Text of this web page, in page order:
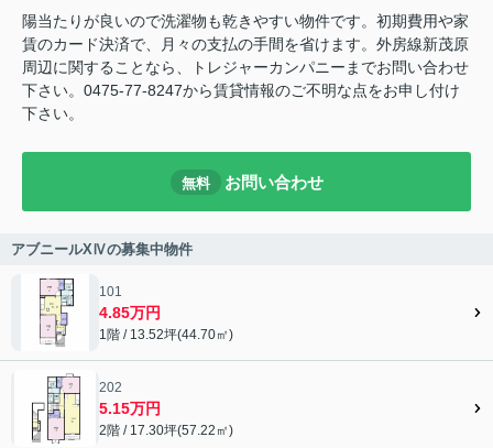
陽当たりが良いので洗濯物も乾きやすい物件です。初期費用や家
賃のカード決済で、月々の支払の手間を省けます。外房線新茂原
周辺に関することなら、トレジャーカンパニーまでお問い合わせ
下さい。0475-77-8247から賃貸情報のご不明な点をお申し付け
下さい。
無料 お問い合わせ
アブニールXⅣの募集中物件
101
4.85万円
1階 / 13.52坪(44.70㎡)
202
5.15万円
2階 / 17.30坪(57.22㎡)